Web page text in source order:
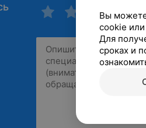
Вы
cookie или
Для
сроках и